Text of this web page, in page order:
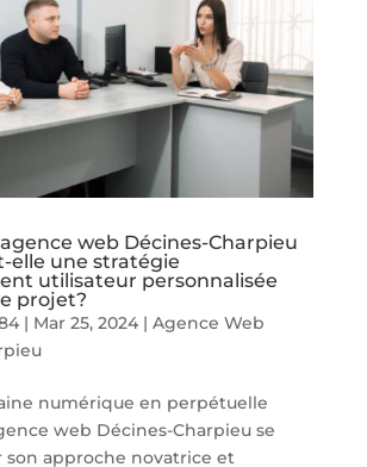
web Décines-Charpieu
elle une stratégie
utilisateur personnalisée
projet?
| Mar 25, 2024| Agence Web
numérique en perpétuelle
web Décines-Charpieu se
approche novatrice et